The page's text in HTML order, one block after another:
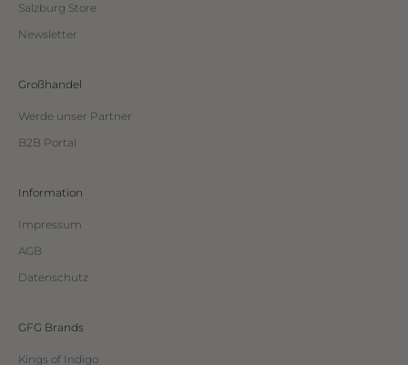
Salzburg Store
Newsletter
Großhandel
Werde unser Partner
B2B Portal
Information
Impressum
AGB
Datenschutz
GFG Brands
Kings of Indigo